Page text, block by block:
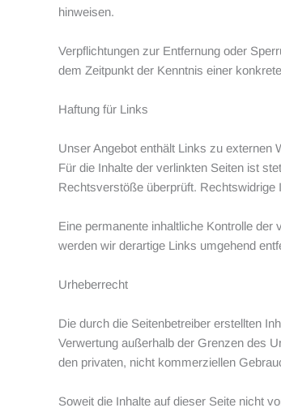
hinweisen.
Verpflichtungen zur Entfernung oder
dem Zeitpunkt der Kenntnis einer
Haftung für Links
Unser Angebot enthält Links zu externen
Für die Inhalte der verlinkten Seiten ist
Rechtsverstöße überprüft. Rechtswidrige
Eine permanente inhaltliche Kontrolle
werden wir derartige Links umgehend
Urheberrecht
Die durch die Seitenbetreiber erstellten
Verwertung außerhalb der Grenzen des
den privaten, nicht kommerziellen
Soweit die Inhalte auf dieser Seite nicht